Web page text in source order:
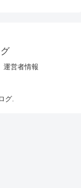
運営者情報
グ.